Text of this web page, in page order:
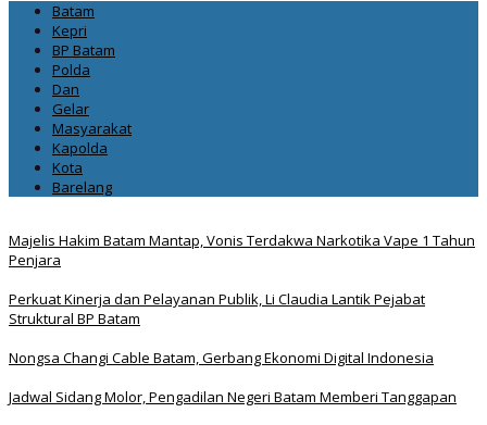
Batam
Kepri
BP Batam
Polda
Dan
Gelar
Masyarakat
Kapolda
Kota
Barelang
Majelis Hakim Batam Mantap, Vonis Terdakwa Narkotika Vape 1 Tahun
Penjara
Perkuat Kinerja dan Pelayanan Publik, Li Claudia Lantik Pejabat
Struktural BP Batam
Nongsa Changi Cable Batam, Gerbang Ekonomi Digital Indonesia
Jadwal Sidang Molor, Pengadilan Negeri Batam Memberi Tanggapan